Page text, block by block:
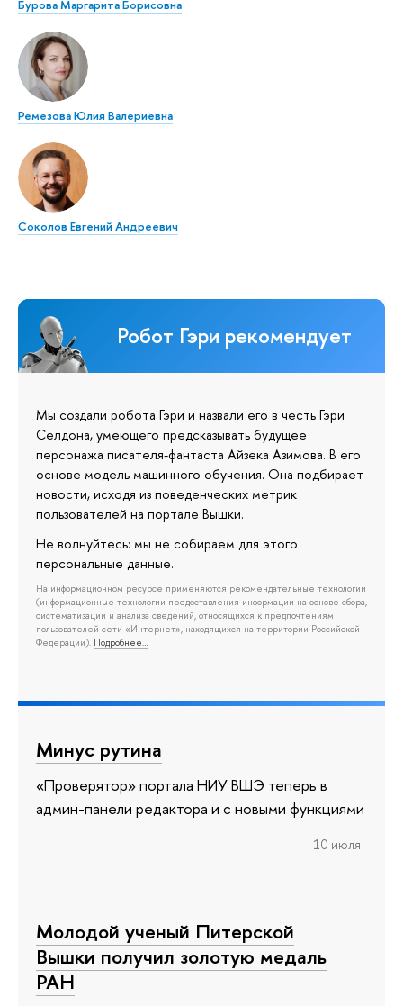
Бурова Маргарита Борисовна
Ремезова Юлия Валериевна
Соколов Евгений Андреевич
Робот Гэри рекомендует
Мы создали робота Гэри и назвали его в честь Гэри
Селдона, умеющего предсказывать будущее
персонажа писателя-фантаста Айзека Азимова. В его
основе модель машинного обучения. Она подбирает
новости, исходя из поведенческих метрик
пользователей на портале Вышки.
Не волнуйтесь: мы не собираем для этого
персональные данные.
На информационном ресурсе применяются рекомендательные технологии
(информационные технологии предоставления информации на основе сбора,
систематизации и анализа сведений, относящихся к предпочтениям
пользователей сети «Интернет», находящихся на территории Российской
Федерации). Подробнее…
Минус рутина
«Проверятор» портала НИУ ВШЭ теперь в
админ-панели редактора и с новыми функциями
10 июля
Молодой ученый Питерской
Вышки получил золотую медаль
РАН